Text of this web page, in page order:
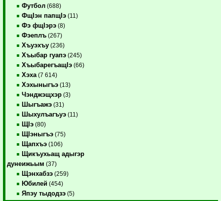
Футбол (688)
ФщIэн папщIэ (11)
Фэ фщIэрэ (8)
Фэеплъ (267)
Хъуэхъу (236)
Хъыбар гуапэ (245)
ХъыбарегъащIэ (66)
Хэха (7 614)
Хэхыныгъэ (13)
Чэнджэщхэр (3)
Шыгъажэ (31)
Шыхулъагъуэ (11)
ЩIэ (80)
ЩIэныгъэ (75)
Щапхъэ (106)
Щикъухьащ адыгэр
дунеижьым (37)
Щэнхабзэ (259)
Юбилей (454)
Япэу тыдодзэ (5)